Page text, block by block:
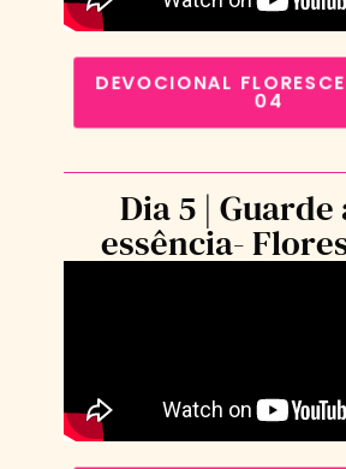
DEVOCIONAL
04
Dia 5 | Guarde
essência-